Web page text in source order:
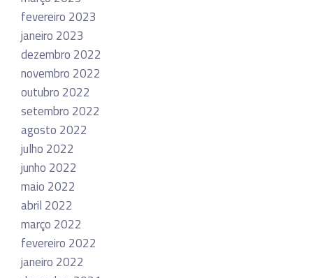
fevereiro 2023
janeiro 2023
dezembro 2022
novembro 2022
outubro 2022
setembro 2022
agosto 2022
julho 2022
junho 2022
maio 2022
abril 2022
março 2022
fevereiro 2022
janeiro 2022